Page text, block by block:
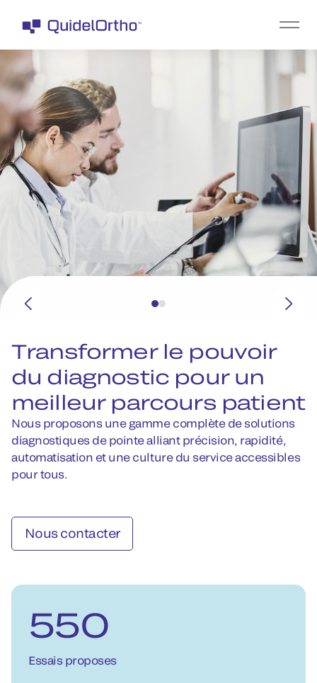
Transformer le pouvoir
du diagnostic pour un
meilleur parcours patient
Nous proposons une gamme complète de solutions
diagnostiques de pointe alliant précision, rapidité,
automatisation et une culture du service accessibles
pour tous.
Nous contacter
550
Essais proposes